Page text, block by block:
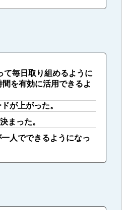
て毎日取り組めるように
を有効に活用できるよ
が上がった。
まった。
人でできるようになっ